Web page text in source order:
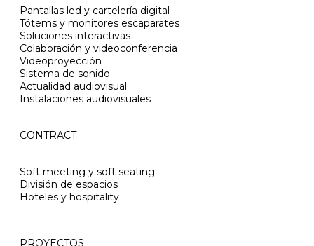
Pantallas led y cartelería digital
Tótems y monitores escaparates
Soluciones interactivas
Colaboración y videoconferencia
Videoproyección
Sistema de sonido
Actualidad audiovisual
Instalaciones audiovisuales
CONTRACT
Soft meeting y soft seating
División de espacios
Hoteles y hospitality
PROYECTOS